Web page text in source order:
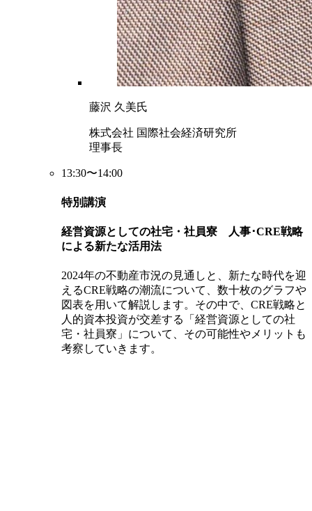
藤沢 久美氏
株式会社 国際社会経済研究所
理事長
13:30〜14:00
特別講演
経営資源としての社宅・社員寮 人事･CRE戦略
による新たな活用法
2024年の不動産市況の見通しと、新たな時代を迎
えるCRE戦略の潮流について、数十枚のグラフや
図表を用いて解説します。その中で、CRE戦略と
人的資本投資が交差する「経営資源としての社
宅・社員寮」について、その可能性やメリットも
考察していきます。